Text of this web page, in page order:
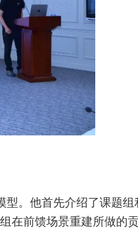
。他首先介绍了课题
在前馈场景重建所做的